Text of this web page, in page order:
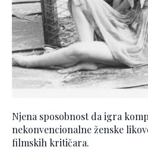
Njena sposobnost da igra
nekonvencionalne ženske
filmskih kritičara.